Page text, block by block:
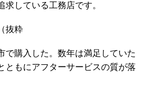
求している工務店です。
抜粋
で購入した。数年は満足していた
ともにアフターサービスの質が落